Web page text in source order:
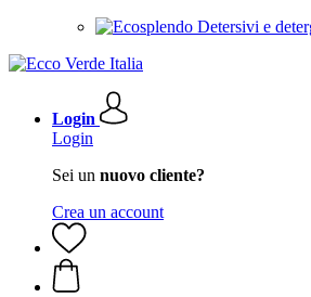
Detersivi e
Login
Login
Sei un nuovo cliente?
Crea un account